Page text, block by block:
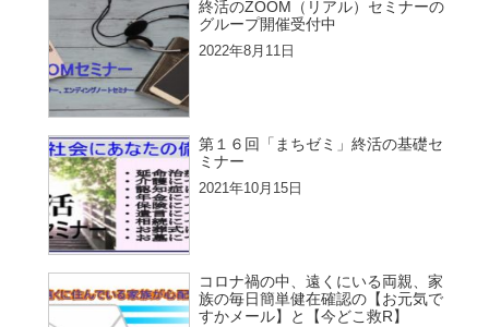
終活のZOOM（リアル）セミナーの
グループ開催受付中
2022年8月11日
第１６回「まちゼミ」終活の基礎セ
ミナー
2021年10月15日
コロナ禍の中、遠くにいる両親、家
族の毎日簡単健在確認の【お元気で
すかメール】と【今どこ救R】